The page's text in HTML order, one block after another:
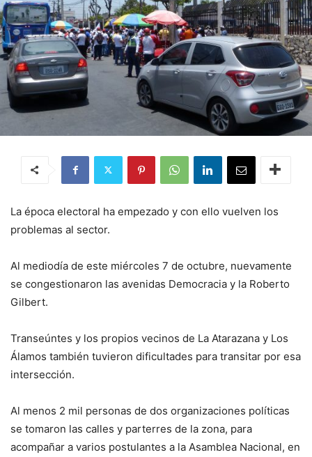
La época electoral ha empezado y con ello vuelven los
problemas al sector.
Al mediodía de este miércoles 7 de octubre, nuevamente
se congestionaron las avenidas Democracia y la Roberto
Gilbert.
Transeúntes y los propios vecinos de La Atarazana y Los
Álamos también tuvieron dificultades para transitar por esa
intersección.
Al menos 2 mil personas de dos organizaciones políticas
se tomaron las calles y parterres de la zona, para
acompañar a varios postulantes a la Asamblea Nacional, en